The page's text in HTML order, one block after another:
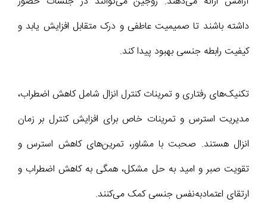
داشته باشند تا صمیمیت عاطفی و درک متقابل افزایش یابد و
کیفیت رابطه جنسی بهبود پیدا کند.
تکنیک‌های رفتاری و تمرینات کنترل انزال شامل کاهش اضطراب،
مدیریت استرس و تمرینات خاص برای افزایش کنترل بر زمان
انزال هستند. صحبت با مشاور، تمرین‌های کاهش استرس و
تقویت صبر و امید به حل مشکل، همگی به کاهش اضطراب و
ارتقای اعتمادبه‌نفس جنسی کمک می‌کنند.